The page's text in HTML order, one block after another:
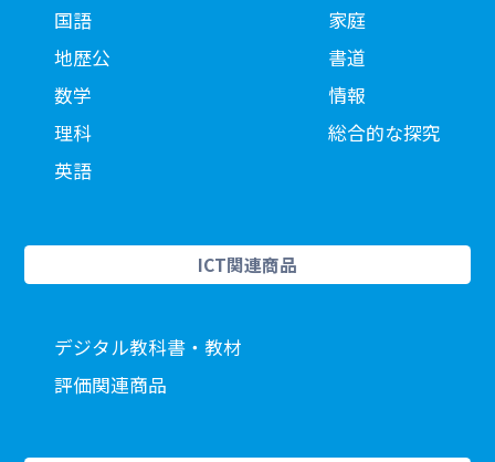
国語
地歴公
数学
理科
英語
家庭
書道
情報
総合的な探究
ICT関連商品
デジタル教科書・教材
評価関連商品